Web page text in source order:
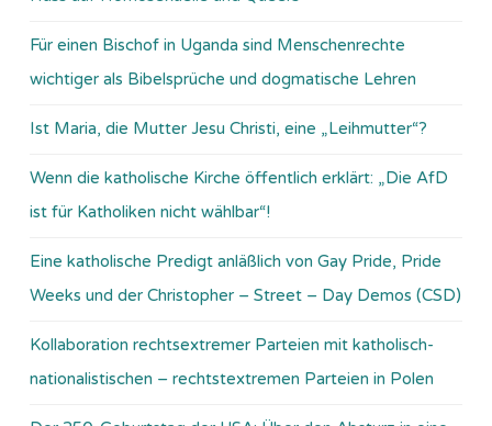
Für einen Bischof in Uganda sind Menschenrechte
wichtiger als Bibelsprüche und dogmatische Lehren
Ist Maria, die Mutter Jesu Christi, eine „Leihmutter“?
Wenn die katholische Kirche öffentlich erklärt: „Die AfD
ist für Katholiken nicht wählbar“!
Eine katholische Predigt anläßlich von Gay Pride, Pride
Weeks und der Christopher – Street – Day Demos (CSD)
Kollaboration rechtsextremer Parteien mit katholisch-
nationalistischen – rechtstextremen Parteien in Polen